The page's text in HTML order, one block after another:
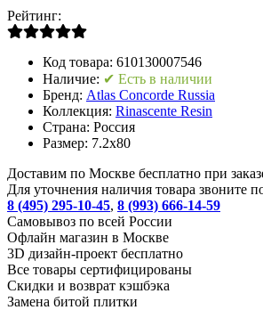
Рейтинг:
Код товара: 610130007546
Наличие: ✔ Есть в наличии
Бренд: Atlas Concorde Russia
Коллекция: Rinascente Resin
Страна: Россия
Размер: 7.2x80
Доставим по Москве бесплатно при
Для уточнения наличия товара звоните
8 (495) 295-10-45, 8 (993) 666-14-59
Cамовывоз по всей России
Офлайн магазин в Москве
3D дизайн-проект бесплатно
Все товары сертифицированы
Скидки и возврат кэшбэка
Замена битой плитки